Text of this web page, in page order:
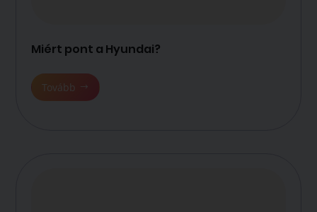
Miért pont a Hyundai?
Tovább